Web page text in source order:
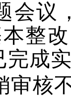
会议
整
完成
审核